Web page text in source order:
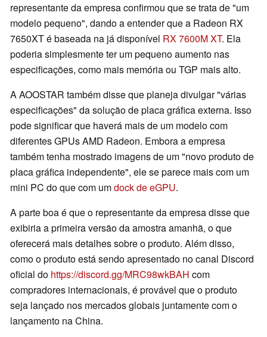
representante da empresa confirmou que se trata de "um
modelo pequeno", dando a entender que a Radeon RX
7650XT é baseada na já disponível RX 7600M XT. Ela
poderia simplesmente ter um pequeno aumento nas
especificações, como mais memória ou TGP mais alto.
A AOOSTAR também disse que planeja divulgar "várias
especificações" da solução de placa gráfica externa. Isso
pode significar que haverá mais de um modelo com
diferentes GPUs AMD Radeon. Embora a empresa
também tenha mostrado imagens de um "novo produto de
placa gráfica independente", ele se parece mais com um
mini PC do que com umdock de eGPU.
A parte boa é que o representante da empresa disse que
exibiria a primeira versão da amostra amanhã, o que
oferecerá mais detalhes sobre o produto. Além disso,
como o produto está sendo apresentado no canal Discord
oficial do https://discord.gg/MRC98wkBAH com
compradores internacionais, é provável que o produto
seja lançado nos mercados globais juntamente com o
lançamento na China.